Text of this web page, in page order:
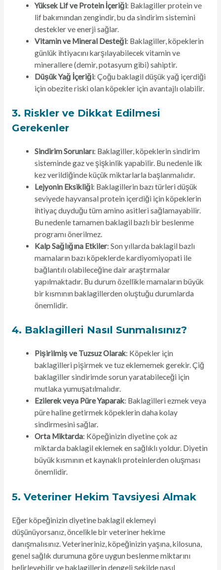
Yüksek Lif ve Protein İçeriği: Baklagiller protein ve
lif bakımından zengindir, bu da sindirim sistemini
destekler ve enerji sağlar.
Vitamin ve Mineral Desteği: Baklagiller, köpeklerin
günlük ihtiyacını karşılayabilecek vitamin ve
minerallere (demir, potasyum gibi) sahiptir.
Düşük Yağ İçeriği: Çoğu baklagil düşük yağ içerdiği
için obezite riski olan köpekler için avantajlı olabilir.
3. Riskler ve Dikkat Edilmesi
Gerekenler
Sindirim Sorunları: Baklagiller, köpeklerin sindirim
sisteminde gaz ve şişkinlik yapabilir. Bu nedenle ilk
kez verildiğinde küçük miktarlarla başlanmalıdır.
Lejyonin Eksikliği: Baklagillerin bazı türleri düşük
seviyede hayvansal protein içerdiği için köpeklerin
ihtiyaç duyduğu tüm amino asitleri sağlamayabilir.
Bu nedenle tamamen baklagil bazlı bir beslenme
programı önerilmez.
Kalp Sağlığına Etkiler: Son yıllarda baklagil bazlı
mamaların bazı köpeklerde kardiyomiyopati ile
bağlantılı olabileceğine dair araştırmalar
yapılmaktadır. Bu durum özellikle mamaların büyük
bir kısmının baklagillerden oluştuğu durumlarda
önemlidir.
4. Baklagilleri Nasıl Sunmalısınız?
Pişirilmiş ve Tuzsuz Olarak: Köpekler için
baklagilleri pişirmek ve tuz eklememek gerekir. Çiğ
baklagiller sindirimde sorun yaratabileceği için
mutlaka yumuşatılmalıdır.
Ezilerek veya Püre Yaparak: Baklagilleri ezmek veya
püre haline getirmek köpeklerin daha kolay
sindirmesini sağlar.
Orta Miktarda: Köpeğinizin diyetine çok az
miktarda baklagil eklemek en sağlıklı yoldur. Diyetin
büyük kısmının et kaynaklı proteinlerden oluşması
önemlidir.
5. Veteriner Hekim Tavsiyesi Almak
Eğer köpeğinizin diyetine baklagil eklemeyi
düşünüyorsanız, öncelikle bir veteriner hekime
danışmalısınız. Veterineriniz, köpeğinizin yaşına, kilosuna,
genel sağlık durumuna göre uygun beslenme miktarını
belirleyebilir ve baklagillerin dengeli şekilde nasıl